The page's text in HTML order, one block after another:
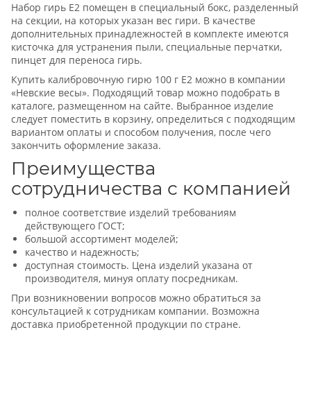
Набор гирь Е2 помещен в специальный бокс, разделенный
на секции, на которых указан вес гири. В качестве
дополнительных принадлежностей в комплекте имеются
кисточка для устранения пыли, специальные перчатки,
пинцет для переноса гирь.
Купить калибровочную гирю 100 г Е2 можно в компании
«Невские весы». Подходящий товар можно подобрать в
каталоге, размещенном на сайте. Выбранное изделие
следует поместить в корзину, определиться с подходящим
вариантом оплаты и способом получения, после чего
закончить оформление заказа.
Преимущества
сотрудничества с компанией
полное соответствие изделий требованиям
действующего ГОСТ;
большой ассортимент моделей;
качество и надежность;
доступная стоимость. Цена изделий указана от
производителя, минуя оплату посредникам.
При возникновении вопросов можно обратиться за
консультацией к сотрудникам компании. Возможна
доставка приобретенной продукции по стране.